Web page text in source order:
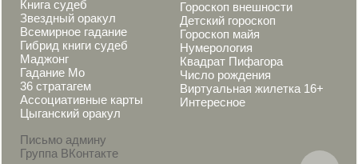
Книга судеб
Звездный оракул
Всемирное гадание
Гибрид книги судеб
Маджонг
Гадание Мо
36 стратагем
Ассоциативные карты
Цыганский оракул
Письмо админу
Группа ВКонтакте
Гороскоп внешности
Детский гороскоп
Гороскоп майя
Нумерология
Квадрат Пифагора
Число рождения
Виртуальная жилетка 16+
Интересное